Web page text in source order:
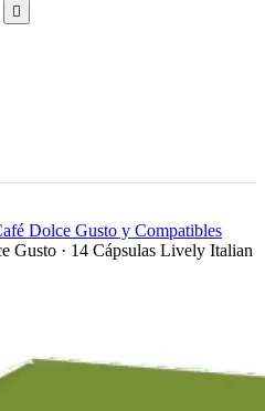

Dolce Gusto y Compatibles
Gusto · 14 Cápsulas Lively Italian